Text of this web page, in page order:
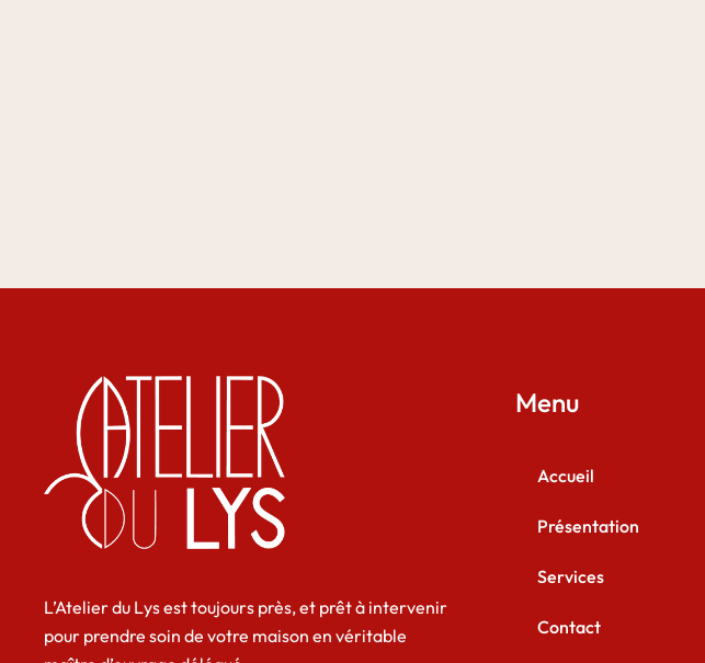
L’Atelier du Lys est toujours près, et prêt à intervenir
pour prendre soin de votre maison en véritable
Menu
Accueil
Présentation
Services
Contact